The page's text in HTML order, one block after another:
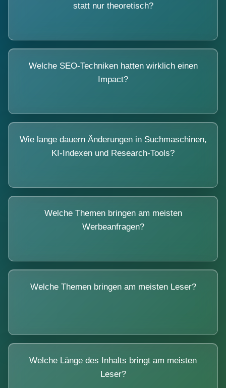
statt nur theoretisch?
Welche SEO-Techniken hatten wirklich einen
Impact?
Wie lange dauern Änderungen in Suchmaschinen,
KI-Indexen und Research-Tools?
Welche Themen bringen am meisten
Werbeanfragen?
Welche Themen bringen am meisten Leser?
Welche Länge des Inhalts bringt am meisten
Leser?